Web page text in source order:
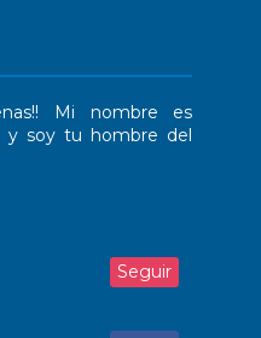
Mi nombre es
y soy tu hombre del
Seguir